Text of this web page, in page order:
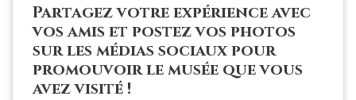
Partagez votre expérience avec
vos amis et postez vos photos
sur les médias sociaux pour
promouvoir le musée que vous
avez visité !